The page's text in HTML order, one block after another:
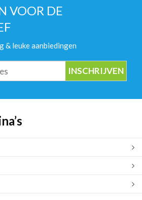
VOOR DE
& leuke aanbiedingen